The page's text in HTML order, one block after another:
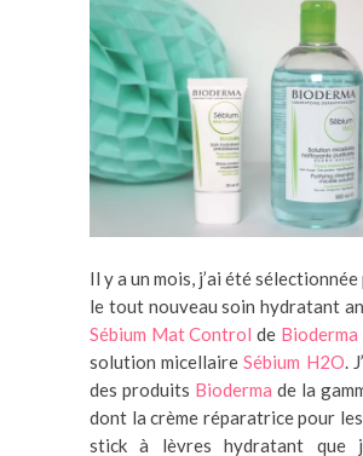
Il y a un mois, j’ai été
le tout nouveau soin hydratant
Sébium Mat Control de Bioderma
solution micellaireSébium H2O.
des produits Bioderma de la
dont la crème réparatrice pour
stick à lèvres hydratant que